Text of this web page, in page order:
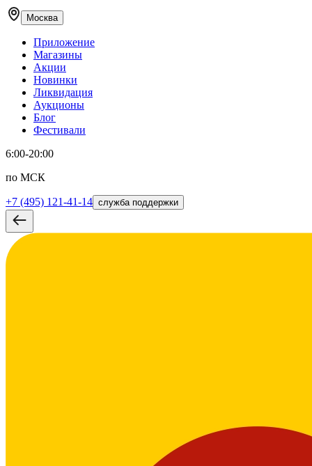
Москва
Приложение
Магазины
Акции
Новинки
Ликвидация
Аукционы
Блог
Фестивали
6:00-20:00
по МСК
+7 (495) 121-41-14 служба поддержки